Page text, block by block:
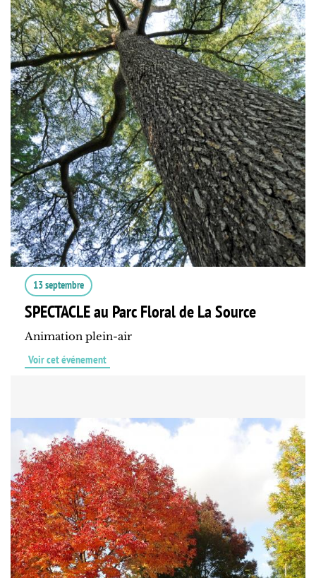
13 septembre
SPECTACLE au Parc Floral de La Source
Animation plein-air
Voir cet événement